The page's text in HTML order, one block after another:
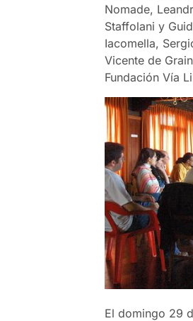
Nomade,
Staffolani y
Iacomella,
Vicente de
Fundación Vía
El domingo 29